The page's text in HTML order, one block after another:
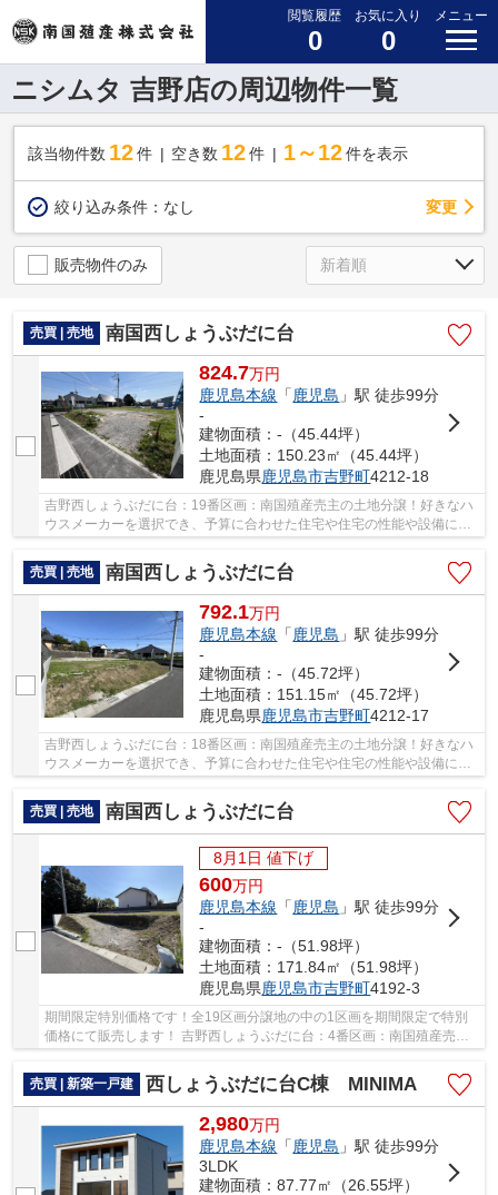
閲覧履歴
0
お気に入り
0
メニュー
ニシムタ 吉野店の周辺物件一覧
該当物件数 12件 空き数 12 件 1～12 件を表示
絞り込み条件： なし 変更
販売物件のみ
売買 | 売地 南国西しょうぶだに台
824.7万円
鹿児島本線 「鹿児島 」駅 徒歩99分
-
建物面積：-（45.44坪）
土地面積：150.23㎡（45.44坪）
鹿児島県鹿児島市吉野町4212-18
吉野西しょうぶだに台：19番区画：南国殖産売主の土地分譲！好きなハ
ウスメーカーを選択でき、予算に合わせた住宅や住宅の性能や設備にこ
売買 | 売地
南国西しょうぶだに台
792.1万円
鹿児島本線 「鹿児島 」駅 徒歩99分
-
建物面積：-（45.72坪）
土地面積：151.15㎡（45.72坪）
鹿児島県鹿児島市吉野町4212-17
吉野西しょうぶだに台：18番区画：南国殖産売主の土地分譲！好きなハ
ウスメーカーを選択でき、予算に合わせた住宅や住宅の性能や設備にこ
売買 | 売地
南国西しょうぶだに台
8月1日 値下げ
600万円
鹿児島本線 「 鹿児島 」駅 徒歩99分
-
建物面積：-（51.98坪）
土地面積：171.84㎡（51.98坪）
鹿児島県鹿児島市吉野町4192-3
期間限定特別価格です！全19区画分譲地の中の1区画を期間限定で特別
価格にて販売します！ 吉野西しょうぶだに台：4番区画：南国殖産売主
売買 | 新築一戸建
西しょうぶだに台C棟 MINIMA
2,980万円
鹿児島本線 「 鹿児島 」駅 徒歩99分
3LDK
建物面積：87.77㎡（26.55坪）